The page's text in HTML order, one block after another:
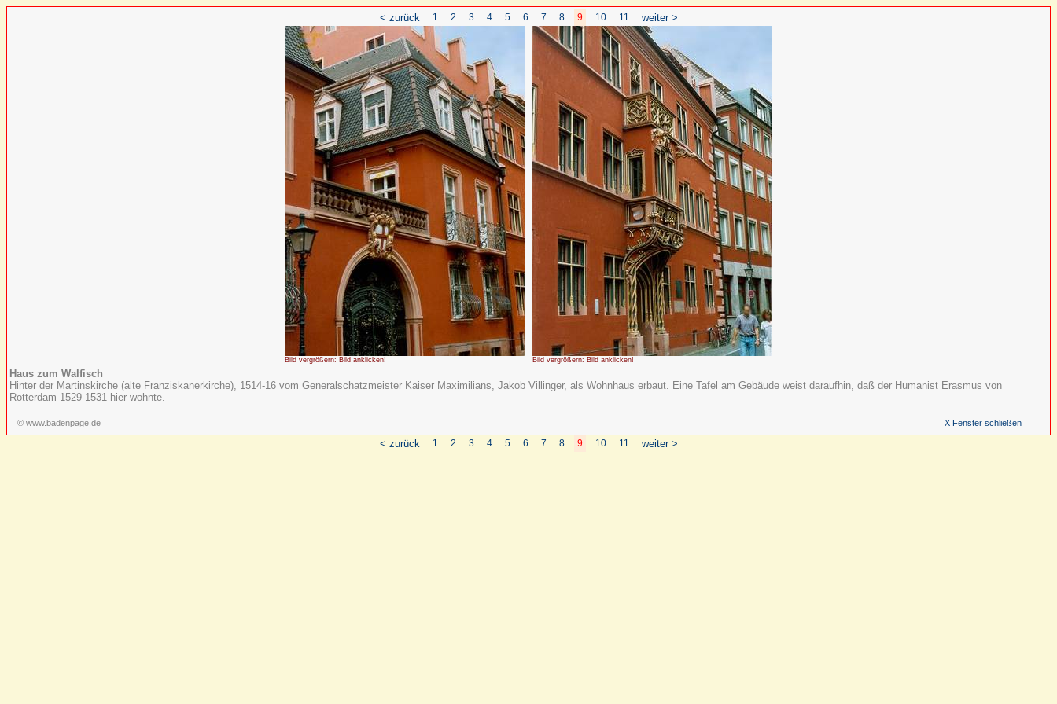
< zurück 1 2 3 4 5 6 7 8 9 10 11 weiter >
Bild vergrößern: Bild anklicken! Bild vergrößern: Bild anklicken!
Haus zum Walfisch
Hinter der Martinskirche (alte Franziskanerkirche), 1514-16 vom Generalschatzmeister Kaiser Maximilians, Jakob Villinger, als Wohnhaus erbaut. Eine Tafel am Gebäude weist daraufhin, daß der Humanist Erasmus von
Rotterdam 1529-1531 hier wohnte.
© www.badenpage.de X Fenster schließen
< zurück 1 2 3 4 5 6 7 8 9 10 11 weiter >